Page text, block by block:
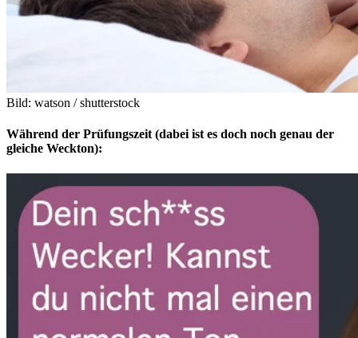
Bild: watson / shutterstock
Während der Prüfungszeit (dabei ist es doch noch genau der
gleiche Weckton):